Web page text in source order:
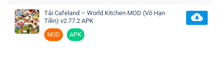
Tải Cafeland – World Kitchen MOD (Vô Hạn
Tiền) v2.77.2 APK
MOD APK